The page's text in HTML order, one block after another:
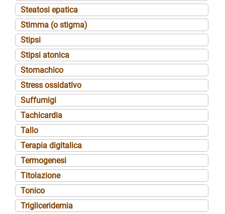
Steatosi epatica
Stimma (o stigma)
Stipsi
Stipsi atonica
Stomachico
Stress ossidativo
Suffumigi
Tachicardia
Tallo
Terapia digitalica
Termogenesi
Titolazione
Tonico
Trigliceridemia